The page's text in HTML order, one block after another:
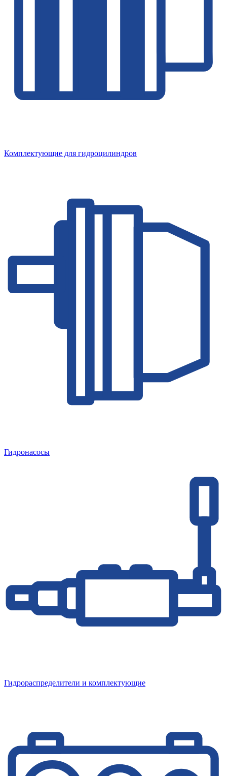
Комплектующие для гидроцилиндров
Гидронасосы
Гидрораспределители и комплектующие